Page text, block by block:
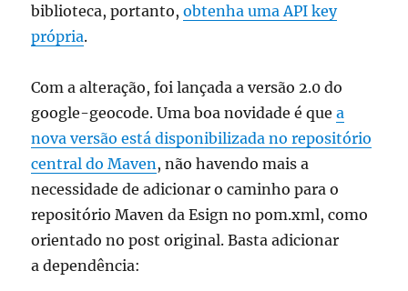
biblioteca, portanto,obtenha uma API key
própria.
Com a alteração, foi lançada a versão 2.0 do
google-geocode. Uma boa novidade é quea
nova versão está disponibilizada no repositório
central do Maven , não havendo mais a
necessidade de adicionar o caminho para o
repositório Maven da Esign no pom.xml, como
orientado no post original. Basta adicionar
a dependência: